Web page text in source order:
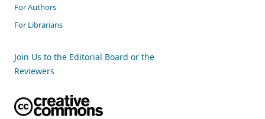
For Authors
For Librarians
Join Us to the Editorial Board or the
Reviewers